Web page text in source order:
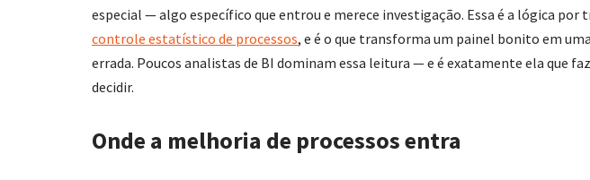
especial — algo específico que entrou e merece investigação. Essa é a lógica por
controle estatístico de processos, e é o que transforma um painel bonito em
errada. Poucos analistas de BI dominam essa leitura — e é exatamente ela que
decidir.
Onde a melhoria de processos entra